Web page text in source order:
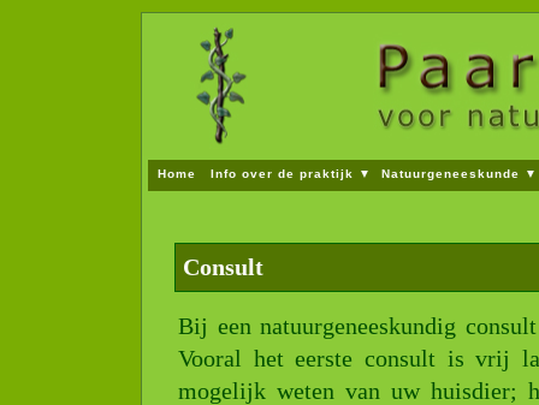
Home Info over de praktijk ▼ Natuurgeneeskunde ▼
Voeding algemeen Voeding Paarden Voeding
Fytotherapie of kruidengeneeskunde
Klachten Paard Klachten Honden en Katten
Consult
Bij een natuurgeneeskundig
Vooral het eerste consult is vrij
mogelijk weten van uw huisdier;